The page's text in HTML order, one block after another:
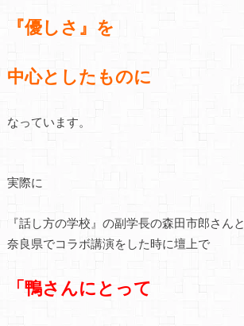
『優しさ』を
中心としたものに
なっています。
実際に
『話し方の学校』の副学長の森田市郎さんと
奈良県でコラボ講演をした時に壇上で
「鴨さんにとって